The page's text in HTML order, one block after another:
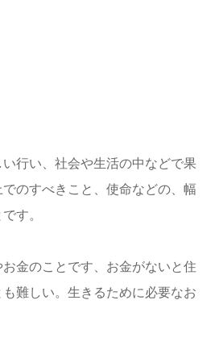
い行い、社会や生活の中などで果
のすべきこと、使命などの、幅
す。
お金のことです、お金がないと住
難しい。生きるために必要なお